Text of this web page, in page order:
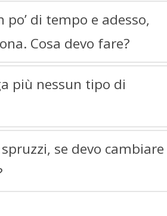
di tempo e adesso,
Cosa devo fare?
più nessun tipo di
spruzzi, se devo cambiare